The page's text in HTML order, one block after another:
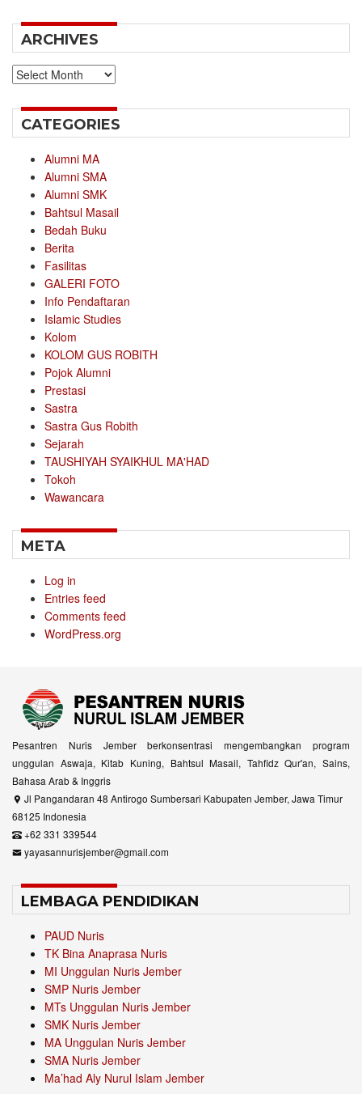
ARCHIVES
Archives
CATEGORIES
Alumni MA
Alumni SMA
Alumni SMK
Bahtsul Masail
Bedah Buku
Berita
Fasilitas
GALERI FOTO
Info Pendaftaran
Islamic Studies
Kolom
KOLOM GUS ROBITH
Pojok Alumni
Prestasi
Sastra
Sastra Gus Robith
Sejarah
TAUSHIYAH SYAIKHUL MA'HAD
Tokoh
Wawancara
META
Log in
Entries feed
Comments feed
WordPress.org
Pesantren Nuris Jember berkonsentrasi mengembangkan program
unggulan Aswaja, Kitab Kuning, Bahtsul Masail, Tahfidz Qur'an, Sains,
Bahasa Arab & Inggris
Jl Pangandaran 48 Antirogo Sumbersari Kabupaten Jember, Jawa Timur
68125 Indonesia
+62 331 339544
yayasannurisjember@gmail.com
LEMBAGA PENDIDIKAN
PAUD Nuris
TK Bina Anaprasa Nuris
MI Unggulan Nuris Jember
SMP Nuris Jember
MTs Unggulan Nuris Jember
SMK Nuris Jember
MA Unggulan Nuris Jember
SMA Nuris Jember
Ma’had Aly Nurul Islam Jember